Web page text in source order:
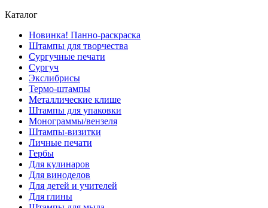
Каталог
Новинка! Панно-раскраска
Штампы для творчества
Сургучные печати
Сургуч
Экслибрисы
Термо-штампы
Металлические клише
Штампы для упаковки
Монограммы/вензеля
Штампы-визитки
Личные печати
Гербы
Для кулинаров
Для виноделов
Для детей и учителей
Для глины